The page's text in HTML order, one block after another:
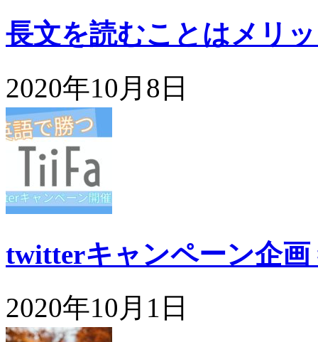
長文を読むことはメリ
2020年10月8日
twitterキャンペーン企画
2020年10月1日